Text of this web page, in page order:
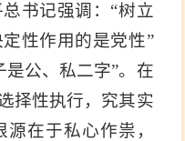
书记强调：“树立
性作用的是党性”
公、私二字”。在
择性执行，究其实
在于私心作祟，